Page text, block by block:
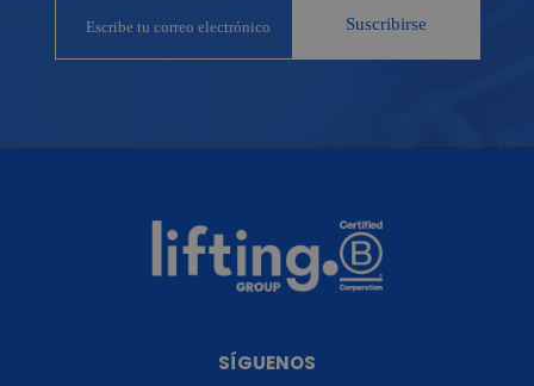
SÍGUENOS